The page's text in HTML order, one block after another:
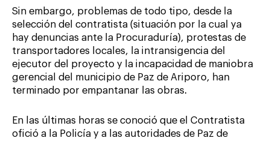
Sin embargo, problemas de todo tipo, desde la
selección del contratista (situación por la cual ya
hay denuncias ante la Procuraduría), protestas de
transportadores locales, la intransigencia del
ejecutor del proyecto y la incapacidad de maniobra
gerencial del municipio de Paz de Ariporo, han
terminado por empantanar las obras.
En las últimas horas se conoció que el Contratista
ofició a la Policía y a las autoridades de Paz de